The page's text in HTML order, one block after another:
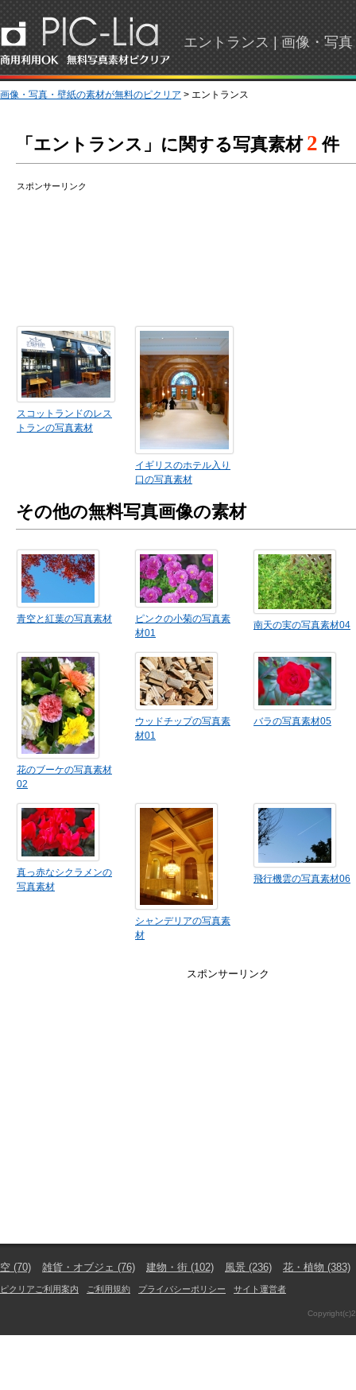
エントランス | 画像・写
画像・写真・壁紙の素材が無料のピクリア > エントランス
「エントランス」に関する写真素材 2 件
スポンサーリンク
スコットランドのレス
トランの写真素材
イギリスのホテル入り
口の写真素材
その他の無料写真画像の素材
青空と紅葉の写真素材
ピンクの小菊の写真素
材01
南天の実の写真素材04
花のブーケの写真素材
02
ウッドチップの写真素
材01
バラの写真素材05
真っ赤なシクラメンの
写真素材
シャンデリアの写真素
材
飛行機雲の写真素材06
スポンサーリンク
空 (70) 雑貨・オブジェ (76) 建物・街 (102) 風景 (236) 花・植物 (383)
ピクリアご利用案内 ご利用規約 プライバシーポリシー サイト運営者